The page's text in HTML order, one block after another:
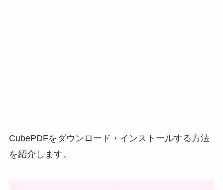
CubePDFをダウンロード・インストールする方法
を紹介します。